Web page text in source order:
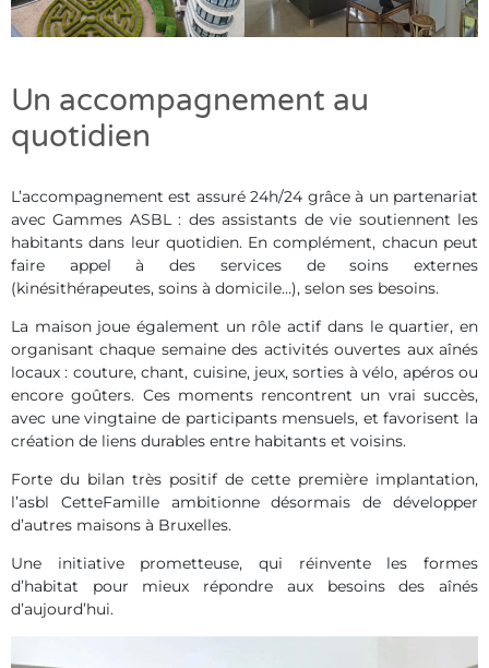
Un accompagnement au
quotidien
L’accompagnement est assuré 24h/24 grâce à un partenariat
avec Gammes ASBL : des assistants de vie soutiennent les
habitants dans leur quotidien. En complément, chacun peut
faire appel à des services de soins externes
(kinésithérapeutes, soins à domicile…), selon ses besoins.
La maison joue également un rôle actif dans le quartier, en
organisant chaque semaine des activités ouvertes aux aînés
locaux : couture, chant, cuisine, jeux, sorties à vélo, apéros ou
encore goûters. Ces moments rencontrent un vrai succès,
avec une vingtaine de participants mensuels, et favorisent la
création de liens durables entre habitants et voisins.
Forte du bilan très positif de cette première implantation,
l’asbl CetteFamille ambitionne désormais de développer
d’autres maisons à Bruxelles.
Une initiative prometteuse, qui réinvente les formes
d’habitat pour mieux répondre aux besoins des aînés
d’aujourd’hui.